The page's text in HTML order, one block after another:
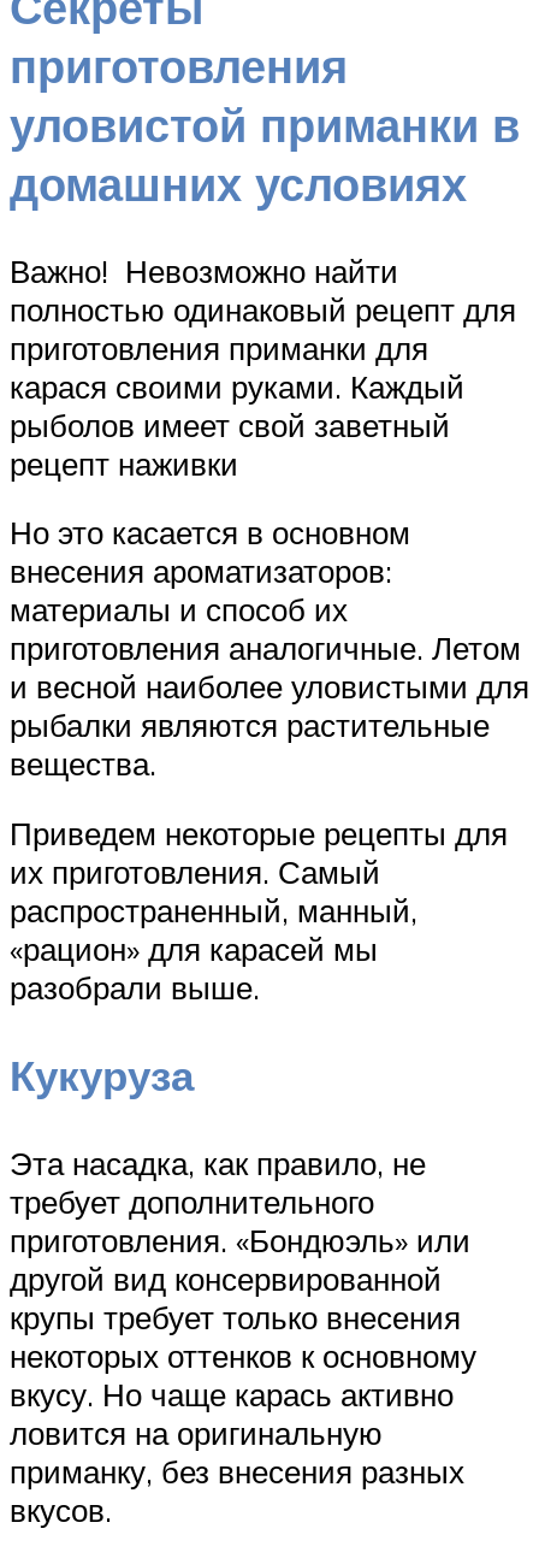
приготовления
уловистой приманки в
домашних условиях
Важно! Невозможно найти
полностью одинаковый рецепт для
приготовления приманки для
карася своими руками. Каждый
рыболов имеет свой заветный
рецепт наживки
Но это касается в основном
внесения ароматизаторов:
материалы и способ их
приготовления аналогичные. Летом
и весной наиболее уловистыми для
рыбалки являются растительные
вещества.
Приведем некоторые рецепты для
их приготовления. Самый
распространенный, манный,
«рацион» для карасей мы
разобрали выше.
Кукуруза
Эта насадка, как правило, не
требует дополнительного
приготовления. «Бондюэль» или
другой вид консервированной
крупы требует только внесения
некоторых оттенков к основному
вкусу. Но чаще карась активно
ловится на оригинальную
приманку, без внесения разных
вкусов.